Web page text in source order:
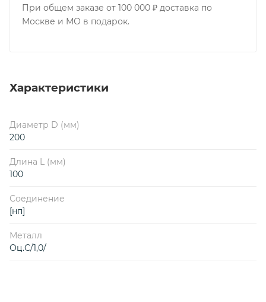
При общем заказе от 100 000 ₽ доставка по
Москве и МО в подарок.
Характеристики
Диаметр D (мм)
200
Длина L (мм)
100
Соединение
[нп]
Металл
Оц.С/1,0/